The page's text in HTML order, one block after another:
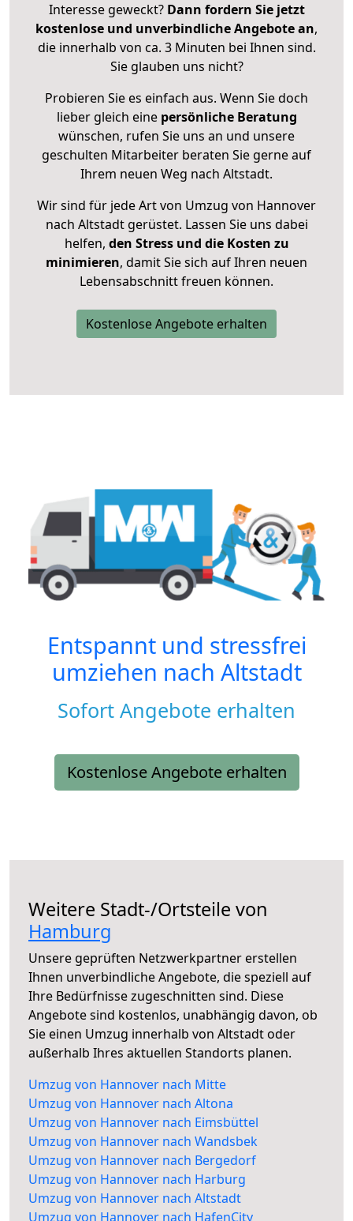
Interesse geweckt? Dann fordern Sie jetzt
kostenlose und unverbindliche Angebote an,
die innerhalb von ca. 3 Minuten bei Ihnen sind.
Sie glauben uns nicht?
Probieren Sie es einfach aus. Wenn Sie doch
lieber gleich eine persönliche Beratung
wünschen, rufen Sie uns an und unsere
geschulten Mitarbeiter beraten Sie gerne auf
Ihrem neuen Weg nach Altstadt.
Wir sind für jede Art von Umzug von Hannover
nach Altstadt gerüstet. Lassen Sie uns dabei
helfen, den Stress und die Kosten zu
minimieren, damit Sie sich auf Ihren neuen
Lebensabschnitt freuen können.
Kostenlose Angebote erhalten
Entspannt und stressfrei
umziehen nach Altstadt
Sofort Angebote erhalten
Kostenlose Angebote erhalten
Weitere Stadt-/Ortsteile von
Hamburg
Unsere geprüften Netzwerkpartner erstellen
Ihnen unverbindliche Angebote, die speziell auf
Ihre Bedürfnisse zugeschnitten sind. Diese
Angebote sind kostenlos, unabhängig davon, ob
Sie einen Umzug innerhalb von Altstadt oder
außerhalb Ihres aktuellen Standorts planen.
Umzug von Hannover nach Mitte
Umzug von Hannover nach Altona
Umzug von Hannover nach Eimsbüttel
Umzug von Hannover nach Wandsbek
Umzug von Hannover nach Bergedorf
Umzug von Hannover nach Harburg
Umzug von Hannover nach Altstadt
Umzug von Hannover nach HafenCity